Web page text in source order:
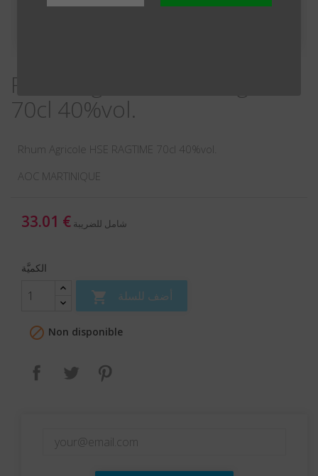
Rhum Agricole HSE Ragtime
70cl 40%vol.
Rhum Agricole HSE RAGTIME 70cl 40%vol.
AOC MARTINIQUE
33.01 € شامل للضريبة
الكميَّة
 أضف للسلة
 Non disponible
مشاركة تغريدة